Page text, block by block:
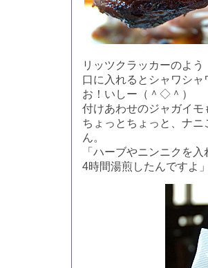
リッツクラッカーのよう
口に入れるとシャワシ
お！いしー（＾◇＾）
付けあわせのジャガイ
ちょっとちょっと、ナ
ん。
「ハーブやニンニクを
4時間湯煎したんですよ